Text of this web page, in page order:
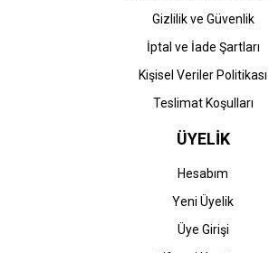
Gizlilik ve Güvenlik
İptal ve İade Şartları
Kişisel Veriler Politikası
Teslimat Koşulları
ÜYELİK
Hesabım
Yeni Üyelik
Üye Girişi